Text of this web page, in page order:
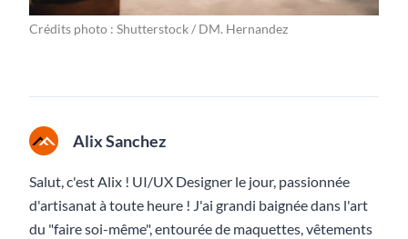
Crédits photo : Shutterstock / DM. Hernandez
Alix Sanchez
Salut, c'est Alix ! UI/UX Designer le jour, passionnée
d'artisanat à toute heure ! J'ai grandi baignée dans l'art
du "faire soi-même", entourée de maquettes, vêtements